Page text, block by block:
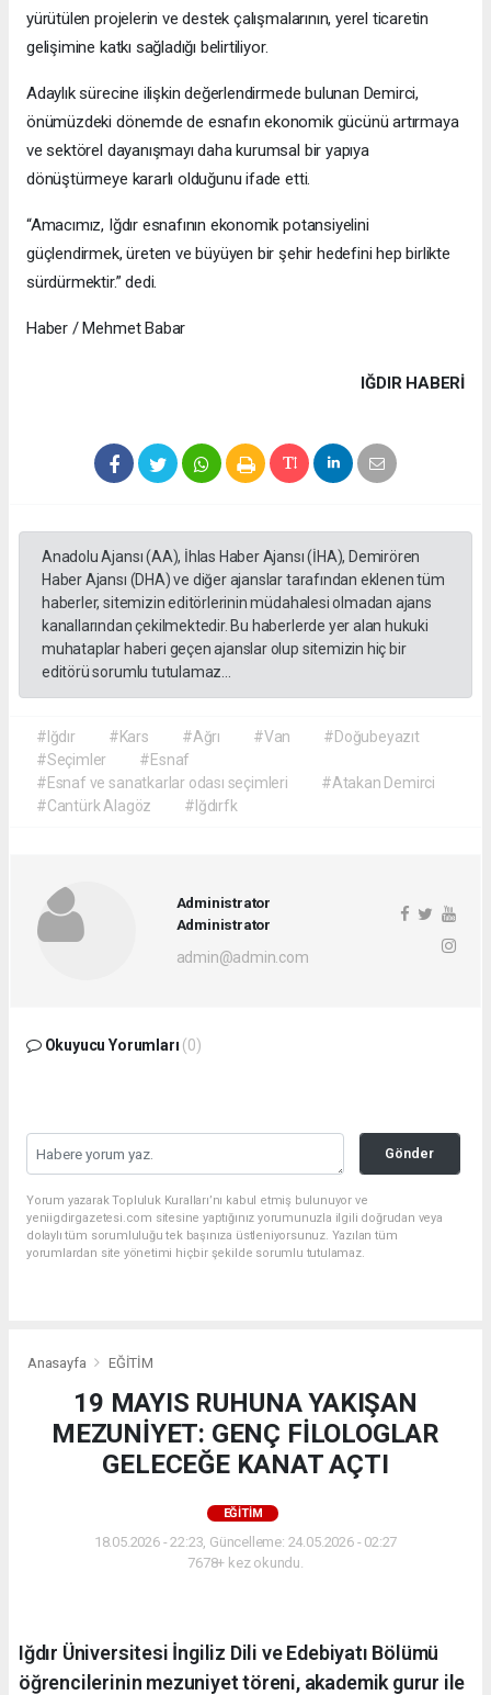
yürütülen projelerin ve destek çalışmalarının, yerel ticaretin
gelişimine katkı sağladığı belirtiliyor.
Adaylık sürecine ilişkin değerlendirmede bulunan Demirci,
önümüzdeki dönemde de esnafın ekonomik gücünü artırmaya
ve sektörel dayanışmayı daha kurumsal bir yapıya
dönüştürmeye kararlı olduğunu ifade etti.
“Amacımız, Iğdır esnafının ekonomik potansiyelini
güçlendirmek, üreten ve büyüyen bir şehir hedefini hep birlikte
sürdürmektir.” dedi.
Haber / Mehmet Babar
IĞDIR HABERİ
Anadolu Ajansı (AA), İhlas Haber Ajansı (İHA), Demirören
Haber Ajansı (DHA) ve diğer ajanslar tarafından eklenen tüm
haberler, sitemizin editörlerinin müdahalesi olmadan ajans
kanallarından çekilmektedir. Bu haberlerde yer alan hukuki
muhataplar haberi geçen ajanslar olup sitemizin hiç bir
editörü sorumlu tutulamaz...
#Iğdır #Kars #Ağrı #Van
#Doğubeyazıt
#Seçimler
#Esnaf
#Esnaf ve sanatkarlar odası seçimleri
#Atakan Demirci
#Cantürk Alagöz
#Iğdırfk
Administrator
Administrator
admin@admin.com
Okuyucu Yorumları (0)
Gönder
Yorum yazarak Topluluk Kuralları’nı kabul etmiş bulunuyor ve
yeniigdirgazetesi.com sitesine yaptığınız yorumunuzla ilgili doğrudan veya
dolaylı tüm sorumluluğu tek başınıza üstleniyorsunuz. Yazılan tüm
yorumlardan site yönetimi hiçbir şekilde sorumlu tutulamaz.
Anasayfa EĞİTİM
19 MAYIS RUHUNA YAKIŞAN
MEZUNİYET: GENÇ FİLOLOGLAR
GELECEĞE KANAT AÇTI
EĞİTİM
18.05.2026 - 22:23, Güncelleme: 24.05.2026 - 02:27
7678+ kez okundu.
Iğdır Üniversitesi İngiliz Dili ve Edebiyatı Bölümü
öğrencilerinin mezuniyet töreni, akademik gurur ile